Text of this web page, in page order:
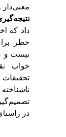
معنی‌دار
داد که
خطر برای
نیست و
خواب
تحقیقات
در